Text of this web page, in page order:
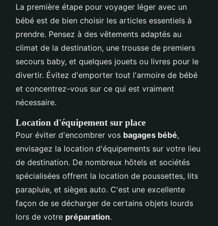
La première étape pour voyager léger avec un
bébé est de bien choisir les articles essentiels à
prendre. Pensez à des vêtements adaptés au
climat de la destination, une trousse de premiers
secours baby, et quelques jouets ou livres pour le
divertir. Évitez d'emporter tout l'armoire de bébé
et concentrez-vous sur ce qui est vraiment
nécessaire.
Location d'équipement sur place
Pour éviter d'encombrer vos bagages bébé,
envisagez la location d'équipements sur votre lieu
de destination. De nombreux hôtels et sociétés
spécialisées offrent la location de poussettes, lits
parapluie, et sièges auto. C'est une excellente
façon de se décharger de certains objets lourds
lors de votre préparation.